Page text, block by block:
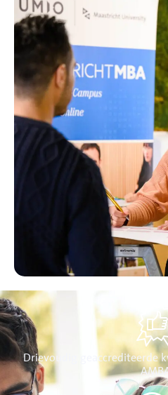
Drievoudig geaccrediteerde